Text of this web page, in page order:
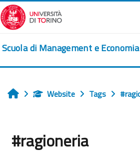
Zum Hauptinhalt
Scuola di Management e Economia
Startseite
Website Tags
#ragioneria